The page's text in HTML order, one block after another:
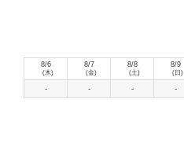
8/6
(木)
8/7
(金)
8/8
(土)
8/9
(日)
- - - -